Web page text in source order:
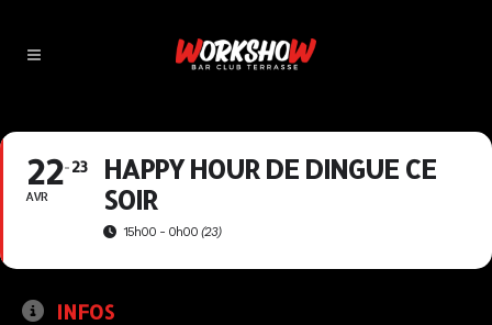
22
AVR
23
HAPPY HOUR DE DINGUE CE
SOIR
15h00 - 0h00 (23)
INFOS